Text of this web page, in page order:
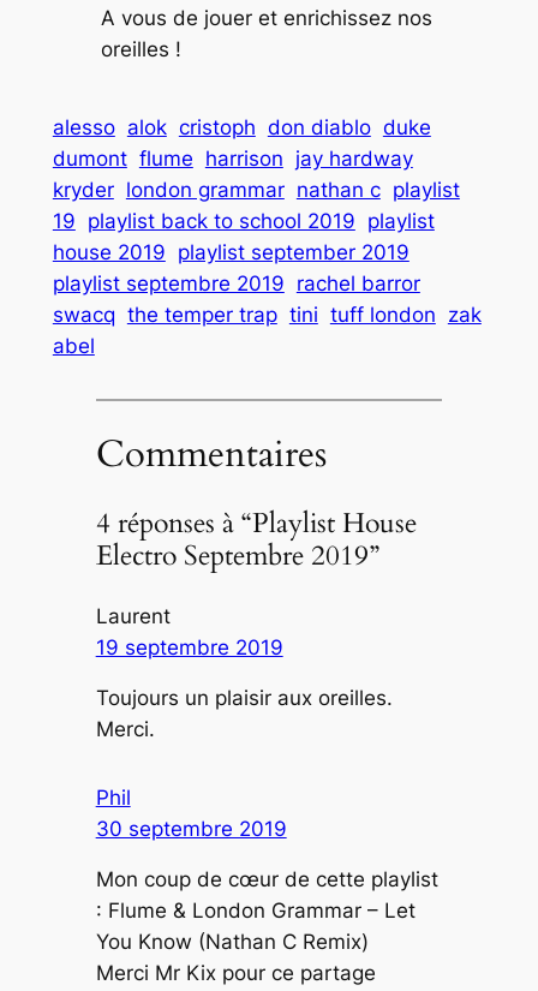
A vous de jouer et enrichissez nos
oreilles !
alesso alok cristoph don diablo duke
dumont flume harrison jay hardway
kryder london grammar nathan c playlist
19 playlist back to school 2019 playlist
house 2019 playlist september 2019
playlist septembre 2019 rachel barror
swacq the temper trap tini tuff london zak
abel
Commentaires
4 réponses à “Playlist House
Electro Septembre 2019”
Laurent
19 septembre 2019
Toujours un plaisir aux oreilles.
Merci.
Phil
30 septembre 2019
Mon coup de cœur de cette playlist
: Flume & London Grammar – Let
You Know (Nathan C Remix)
Merci Mr Kix pour ce partage